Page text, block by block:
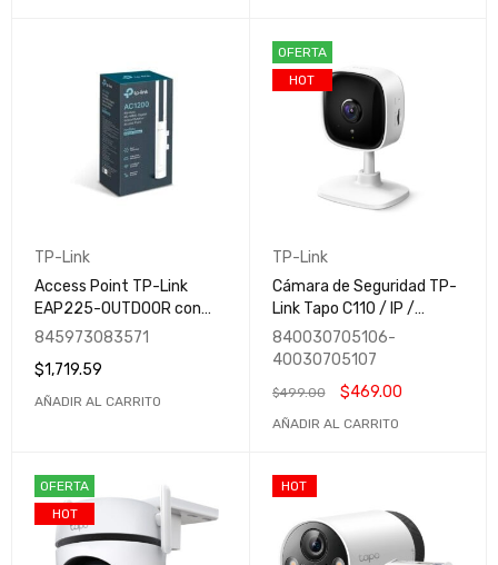
TP-Link
Access Point TP-Link
EAP225-OUTDOOR con
Sistema de Red Wi-Fi en
5GHz / 1x RJ-45 /
Inalámbrico
845973083571
$1,719.59
AÑADIR AL CARRITO
OFERTA
HOT
TP-Link
Cámara de Seguridad TP-
Link Tapo C110 / IP /
Smart / WiFi / Cubo / IR /
Interiores / Inalámbrico /
Día/Noche
840030705106-
40030705107
$499.00 $469.00
AÑADIR AL CARRITO
OFERTA
HOT
HOT